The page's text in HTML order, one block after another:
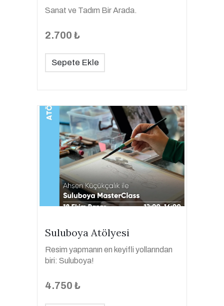
Sanat ve Tadım Bir Arada.
2.700 ₺
Sepete Ekle
Suluboya Atölyesi
Resim yapmanın en keyifli yollarından
biri: Suluboya!
4.750 ₺